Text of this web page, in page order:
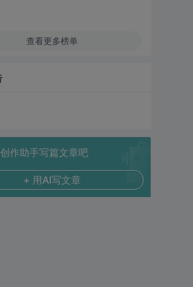
查看更多榜单
作助手写篇文章吧
+ 用AI写文章